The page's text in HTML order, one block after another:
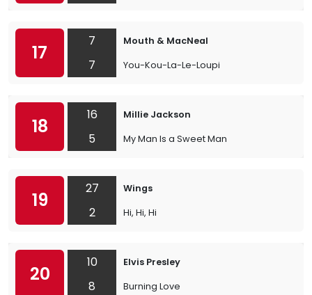
17
7
7
Mouth & MacNeal
You-Kou-La-Le-Loupi
18
16
5
Millie Jackson
My Man Is a Sweet Man
19
27
2
Wings
Hi, Hi, Hi
20
10
8
Elvis Presley
Burning Love